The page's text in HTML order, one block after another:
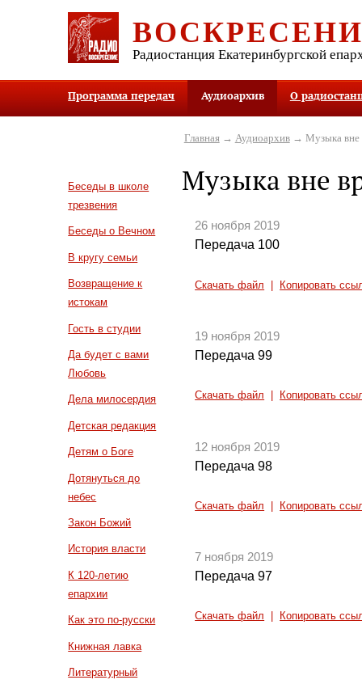
Радиостанция Екатеринбургской
Программа передач Аудиоархив О
Беседы в школе
трезвения
Беседы о Вечном
В кругу семьи
Возвращение к
истокам
Гость в студии
Да будет с вами
Любовь
Дела милосердия
Детская редакция
Детям о Боге
Дотянуться до
небес
Закон Божий
История власти
К 120-летию
епархии
Как это по-русски
Книжная лавка
Литературный
Главная→ Аудиоархив→ Музыка вне
Музыка вне
26 ноября 2019
Передача 100
Скачать файл Копировать
19 ноября 2019
Передача 99
Скачать файл Копировать
12 ноября 2019
Передача 98
Скачать файл Копировать
7 ноября 2019
Передача 97
Скачать файл Копировать